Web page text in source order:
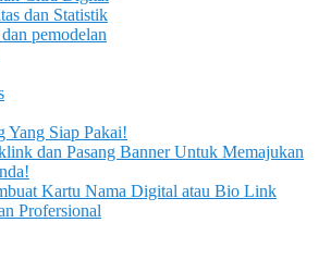
dan Statistik
pemodelan
Yang Siap Pakai!
dan Pasang Banner Untuk Memajukan
Kartu Nama Digital atau Bio Link
Profersional